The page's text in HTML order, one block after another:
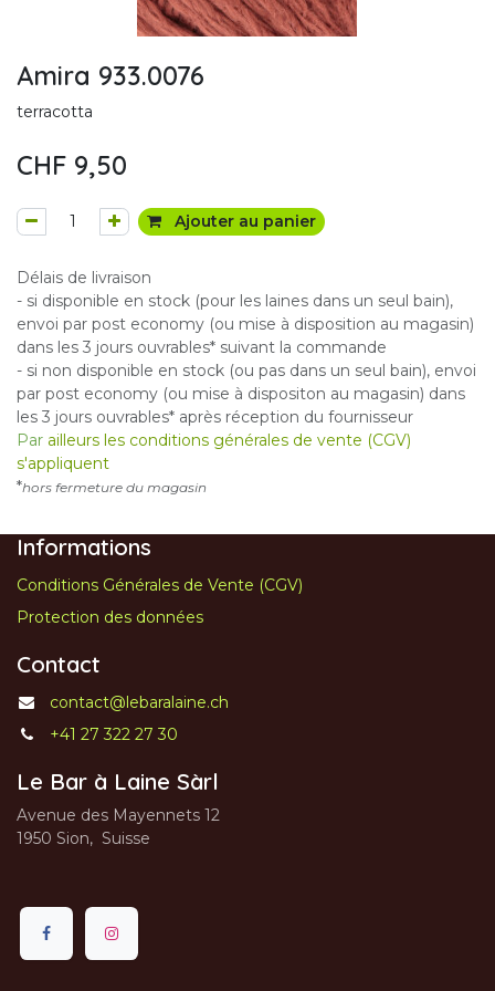
Amira 933.0076
terracotta
CHF 9,50
Ajouter au panier
Délais de livraison
- si disponible en stock (pour les laines dans un seul bain),
envoi par post economy (ou mise à disposition au magasin)
dans les 3 jours ouvrables* suivant la commande
- si non disponible en stock (ou pas dans un seul bain), envoi
par post economy (ou mise à dispositon au magasin) dans
les 3 jours ouvrables* après réception du fournisseur
Par ailleurs les conditions générales de vente (CGV)
s'appliquent
*hors fermeture du magasin
Informations
Conditions Générales de Vente (CGV)
Protection des données
Contact
contact@lebaralaine.ch
+41 27 322 27 30
Le Bar à Laine Sàrl
Avenue des Mayennets 12
1950 Sion, Suisse